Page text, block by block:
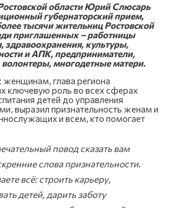
области Юрий Слюсарь
губернаторский прием,
тысячи жительниц Ростовской
приглашенных – работницы
здравоохранения, культуры,
и АПК, предприниматели,
многодетные матери.
глава региона
ключевую роль во всех сферах
детей до управления
выразил признательность женам и
и всем, кто помогает
повод сказать вам
слова признательности.
всё: строить карьеру,
детей, дарить заботу